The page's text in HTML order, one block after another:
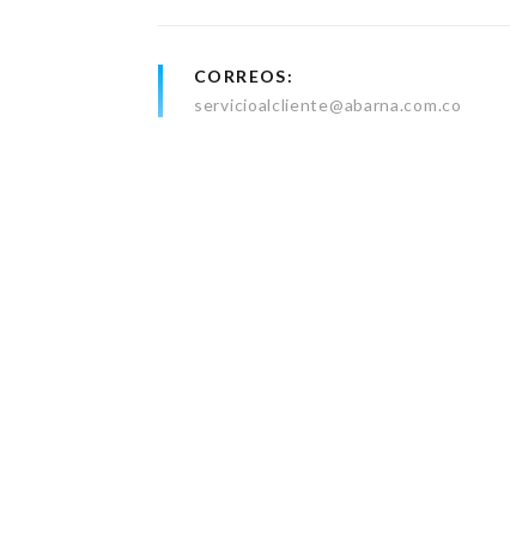
CORREOS
servicioalcliente@abarna.com.co